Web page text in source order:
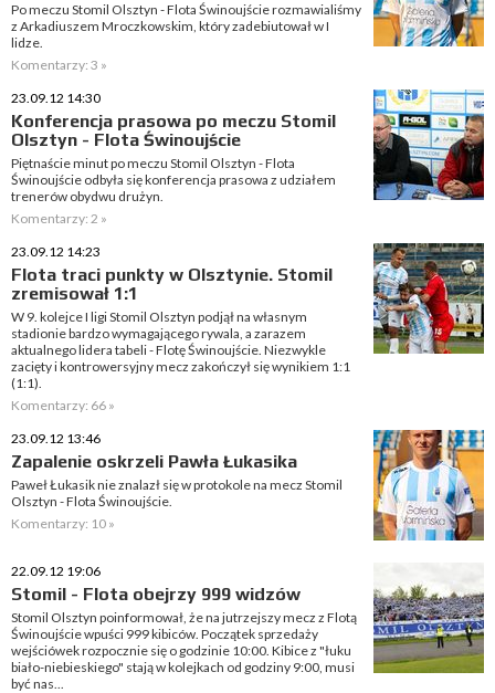
Po meczu Stomil Olsztyn - Flota Świnoujście rozmawialiśmy
z Arkadiuszem Mroczkowskim, który zadebiutował w I
lidze.
Komentarzy: 3 »
23.09.12 14:30
Konferencja prasowa po meczu Stomil
Olsztyn - Flota Świnoujście
Piętnaście minut po meczu Stomil Olsztyn - Flota
Świnoujście odbyła się konferencja prasowa z udziałem
trenerów obydwu drużyn.
Komentarzy: 2 »
23.09.12 14:23
Flota traci punkty w Olsztynie. Stomil
zremisował 1:1
W 9. kolejce I ligi Stomil Olsztyn podjął na własnym
stadionie bardzo wymagającego rywala, a zarazem
aktualnego lidera tabeli - Flotę Świnoujście. Niezwykle
zacięty i kontrowersyjny mecz zakończył się wynikiem 1:1
(1:1).
Komentarzy: 66 »
23.09.12 13:46
Zapalenie oskrzeli Pawła Łukasika
Paweł Łukasik nie znalazł się w protokole na mecz Stomil
Olsztyn - Flota Świnoujście.
Komentarzy: 10 »
22.09.12 19:06
Stomil - Flota obejrzy 999 widzów
Stomil Olsztyn poinformował, że na jutrzejszy mecz z Flotą
Świnoujście wpuści 999 kibiców. Początek sprzedaży
wejściówek rozpocznie się o godzinie 10:00. Kibice z "łuku
biało-niebieskiego" stają w kolejkach od godziny 9:00, musi
być nas...